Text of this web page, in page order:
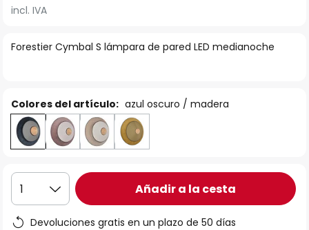
comienzo
laForestier Cymbal S lámpara de pared LED medianoche
incl. IVA
Colores del artículo: azul oscuro / madera
1 Añadir a la cesta
Devoluciones gratis en un plazo de 50 días